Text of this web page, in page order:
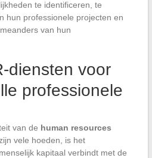
te identificeren, te
hun professionele projecten en
van hun
diensten voor
professionele
van de human resources
vele hoeden, is het
kapitaal verbindt met de